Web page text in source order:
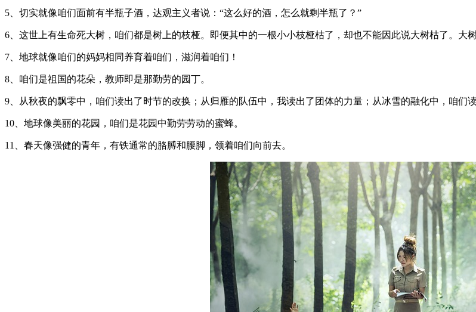
5、切实就像咱们面前有半瓶子酒，达观主义者说：“这么好的酒，怎么就剩半瓶了？”
6、这世上有生命死大树，咱们都是树上的枝桠。即便其中的一根小小枝桠枯了，却也不能因此说大树枯了。大
7、地球就像咱们的妈妈相同养育着咱们，滋润着咱们！
8、咱们是祖国的花朵，教师即是那勤劳的园丁。
9、从秋夜的飘零中，咱们读出了时节的改换；从归雁的队伍中，我读出了团体的力量；从冰雪的融化中，咱们
10、地球像美丽的花园，咱们是花园中勤劳劳动的蜜蜂。
11、春天像强健的青年，有铁通常的胳膊和腰脚，领着咱们向前去。